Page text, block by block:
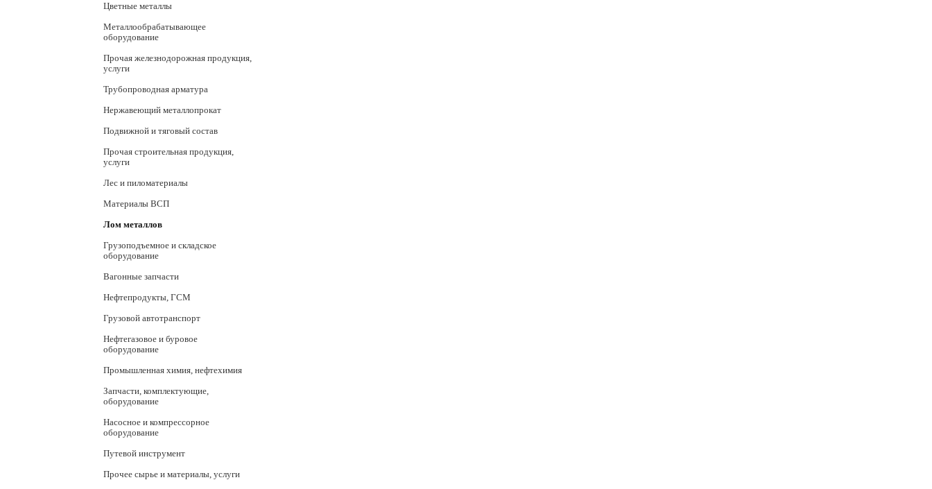
Цветные металлы
Металлообрабатывающее
оборудование
Прочая железнодорожная продукция,
услуги
Трубопроводная арматура
Нержавеющий металлопрокат
Подвижной и тяговый состав
Прочая строительная продукция,
услуги
Лес и пиломатериалы
Материалы ВСП
Лом металлов
Грузоподъемное и складское
оборудование
Вагонные запчасти
Нефтепродукты, ГСМ
Грузовой автотранспорт
Нефтегазовое и буровое
оборудование
Промышленная химия, нефтехимия
Запчасти, комплектующие,
оборудование
Насосное и компрессорное
оборудование
Путевой инструмент
Прочее сырье и материалы, услуги